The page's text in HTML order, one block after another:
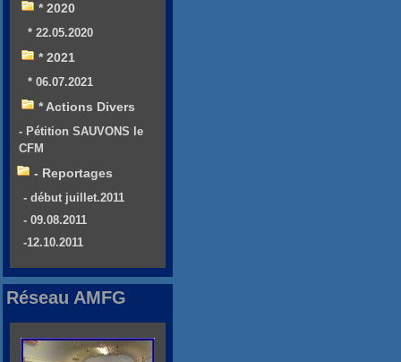
* 2020
* 22.05.2020
* 2021
* 06.07.2021
* Actions Divers
- Pétition SAUVONS le
CFM
- Reportages
- début juillet.2011
- 09.08.2011
-12.10.2011
Réseau AMFG